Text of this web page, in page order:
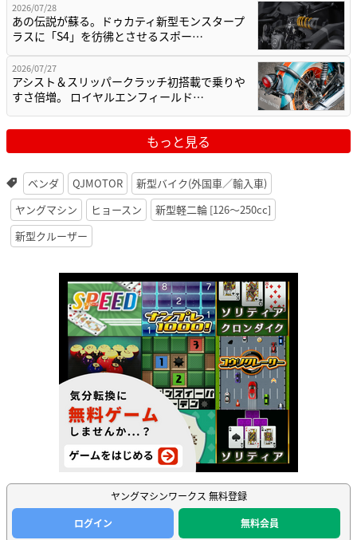
2026/07/28
あの伝説が蘇る。ドゥカティ新型モンスタープ
ラスに「S4」を彷彿とさせるスポー…
2026/07/27
アシスト＆スリッパークラッチ初搭載で乗りや
すさ倍増。 ロイヤルエンフィールド…
もっと見る
ベンダ QJMOTOR
新型バイク(外国車／輸入車)
ヤングマシン
ヒョースン
新型軽二輪 [126〜250cc]
新型クルーザー
ヤングマシンワークス 無料登録
ログイン
無料会員